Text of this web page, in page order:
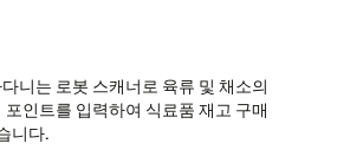
니는 로봇 스캐너로 육류 및 채소의
인트를 입력하여 식료품 재고 구매
니다.